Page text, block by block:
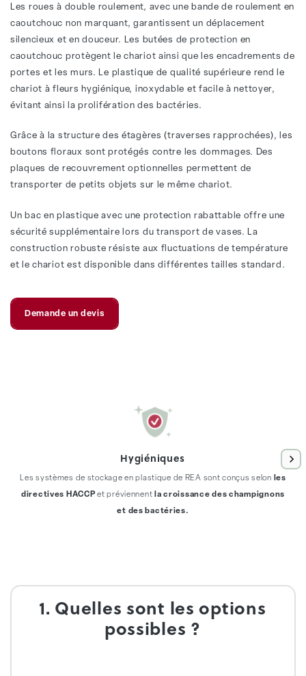
Les roues à double roulement, avec une bande de roulement en
caoutchouc non marquant, garantissent un déplacement
silencieux et en douceur. Les butées de protection en
caoutchouc protègent le chariot ainsi que les encadrements de
portes et les murs. Le plastique de qualité supérieure rend le
chariot à fleurs hygiénique, inoxydable et facile à nettoyer,
évitant ainsi la prolifération des bactéries.
Grâce à la structure des étagères (traverses rapprochées), les
boutons floraux sont protégés contre les dommages. Des
plaques de recouvrement optionnelles permettent de
transporter de petits objets sur le même chariot.
Un bac en plastique avec une protection rabattable offre une
sécurité supplémentaire lors du transport de vases. La
construction robuste résiste aux fluctuations de température
et le chariot est disponible dans différentes tailles standard.
Demande un devis
Hygiéniques
Les systèmes de stockage en plastique de REA sont conçus selon les
directives HACCP et préviennent la croissance des champignons
et des bactéries.
1. Quelles sont les options
possibles ?